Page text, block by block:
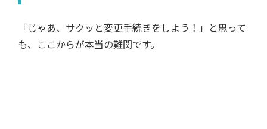
「じゃあ、サクッと変更手続きをしよう！」と思って
も、ここからが本当の難関です。